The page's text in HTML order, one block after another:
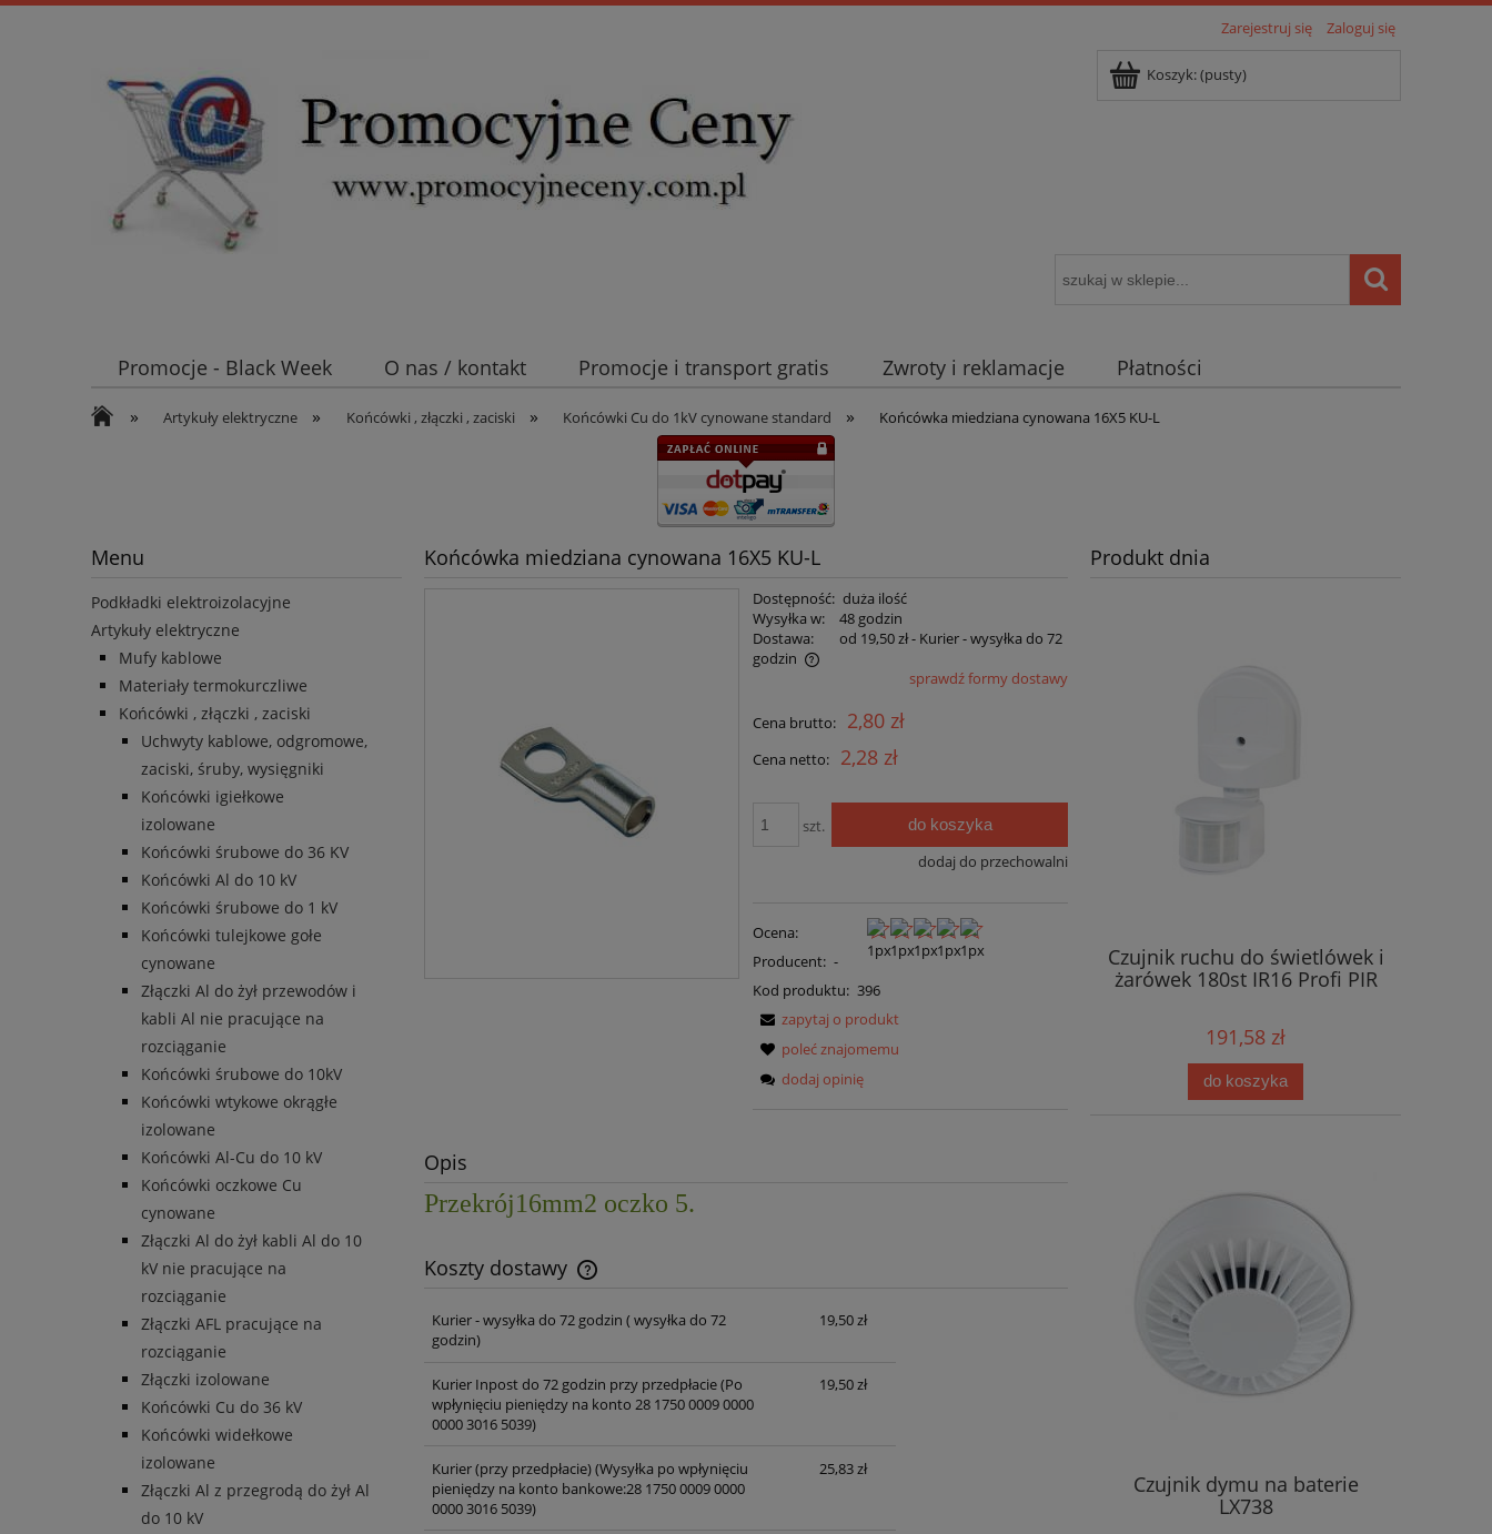
Zarejestruj się Zaloguj się
Koszyk:(pusty)
Promocje - Black Week O nas / kontakt Promocje i transport gratis Zwroty i reklamacje
Płatności
Koszt wysyłki
Mufy i głowice SN Euromold Nexans Automatyka NOVATEK Inteligentny dom ( POCKET HOME )
» Artykuły elektryczne » Końcówki , złączki , zaciski » Końcówki Cu do 1kV cynowane standard » Końcówka miedziana cynowana 16X5 KU-L
Menu
Podkładki elektroizolacyjne
Artykuły elektryczne
Mufy kablowe
Materiały termokurczliwe
Końcówki , złączki , zaciski
Uchwyty kablowe, odgromowe,
zaciski, śruby, wysięgniki
Końcówki igiełkowe
izolowane
Końcówki śrubowe do 36 KV
Końcówki Al do 10 kV
Końcówki śrubowe do 1 kV
Końcówki tulejkowe gołe
cynowane
Złączki Al do żył przewodów i
kabli Al nie pracujące na
rozciąganie
Końcówki śrubowe do 10kV
Końcówki wtykowe okrągłe
izolowane
Końcówki Al-Cu do 10 kV
Końcówki oczkowe Cu
cynowane
Złączki Al do żył kabli Al do 10
kV nie pracujące na
rozciąganie
Złączki AFL pracujące na
rozciąganie
Złączki izolowane
Końcówki Cu do 36 kV
Końcówki widełkowe
izolowane
Złączki Al z przegrodą do żył Al
do 10 kV
Końcówka miedziana cynowana 16X5 KU-L
Dostępność: duża ilość
Wysyłka w:
48 godzin
Dostawa:
od 19,50 zł- Kurier - wysyłka do 72
godzin
płatności
sprawdź formy dostawy
Cena brutto: 2,80 zł
Cena netto: 2,28 zł
szt. do koszyka
dodaj do przechowalni
Ocena:
Producent: -
Kod produktu: 396
zapytaj o produkt
poleć znajomemu
dodaj opinię
Opis
Przekrój16mm2 oczko 5.
Koszty dostawy
Cena nie zawiera ewentualnych kosztów
Kurier - wysyłka do 72 godzin ( wysyłka do 72
godzin)
19,50 zł
Kurier Inpost do 72 godzin przy przedpłacie(Po
wpłynięciu pieniędzy na konto 28 1750 0009 0000
0000 3016 5039)
19,50 zł
Kurier (przy przedpłacie)(Wysyłka po wpłynięciu
pieniędzy na konto bankowe:28 1750 0009 0000
0000 3016 5039)
25,83 zł
Produkt dnia
Czujnik ruchu do świetlówek i
żarówek 180st IR16 Profi PIR
191,58 zł
do koszyka
Czujnik dymu na baterie
LX738